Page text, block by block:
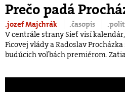
Prečo padá
.jozef Majchrák .časopis
V centrále strany Sieť visí
Ficovej vlády a Radoslav
budúcich voľbách premiérom.